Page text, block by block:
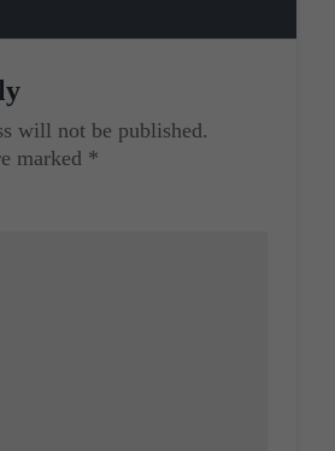
will not be published.
marked *